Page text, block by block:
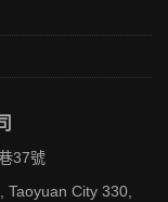
37號
Taoyuan City 330,